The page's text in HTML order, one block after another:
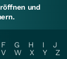
und
F G H I
J
V W X Y
Z